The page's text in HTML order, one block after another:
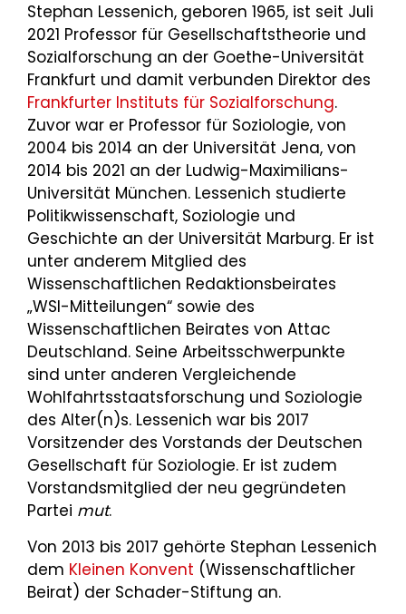
Stephan Lessenich, geboren 1965, ist seit Juli
2021 Professor für Gesellschaftstheorie und
Sozialforschung an der Goethe-Universität
Frankfurt und damit verbunden Direktor des
Frankfurter Instituts für Sozialforschung.
Zuvor war er Professor für Soziologie, von
2004 bis 2014 an der Universität Jena, von
2014 bis 2021 an der Ludwig-Maximilians-
Universität München. Lessenich studierte
Politikwissenschaft, Soziologie und
Geschichte an der Universität Marburg. Er ist
unter anderem Mitglied des
Wissenschaftlichen Redaktionsbeirates
„WSI-Mitteilungen“ sowie des
Wissenschaftlichen Beirates von Attac
Deutschland. Seine Arbeitsschwerpunkte
sind unter anderen Vergleichende
Wohlfahrtsstaatsforschung und Soziologie
des Alter(n)s. Lessenich war bis 2017
Vorsitzender des Vorstands der Deutschen
Gesellschaft für Soziologie. Er ist zudem
Vorstandsmitglied der neu gegründeten
Partei mut.
Von 2013 bis 2017 gehörte Stephan Lessenich
dem Kleinen Konvent (Wissenschaftlicher
Beirat) der Schader-Stiftung an.